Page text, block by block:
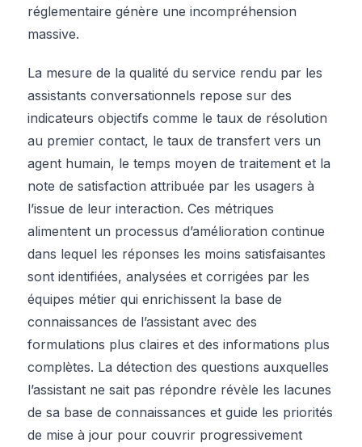
réglementaire génère une incompréhension
massive.
La mesure de la qualité du service rendu par les
assistants conversationnels repose sur des
indicateurs objectifs comme le taux de résolution
au premier contact, le taux de transfert vers un
agent humain, le temps moyen de traitement et la
note de satisfaction attribuée par les usagers à
l’issue de leur interaction. Ces métriques
alimentent un processus d’amélioration continue
dans lequel les réponses les moins satisfaisantes
sont identifiées, analysées et corrigées par les
équipes métier qui enrichissent la base de
connaissances de l’assistant avec des
formulations plus claires et des informations plus
complètes. La détection des questions auxquelles
l’assistant ne sait pas répondre révèle les lacunes
de sa base de connaissances et guide les priorités
de mise à jour pour couvrir progressivement